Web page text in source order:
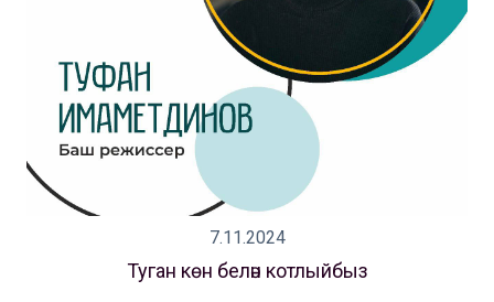
7.11.2024
Туган көн белән котлыйбыз